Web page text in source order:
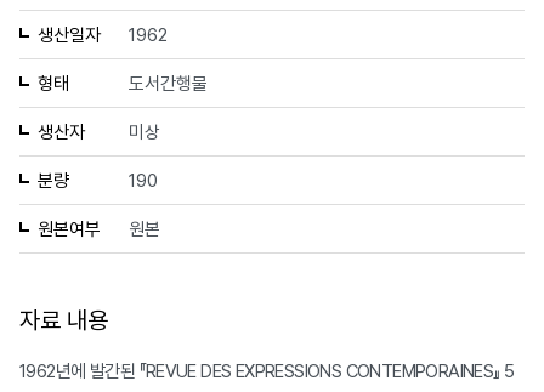
생산일자 1962
형태 도서간행물
생산자 미상
분량 190
원본여부 원본
자료 내용
1962년에 발간된 『REVUE DES EXPRESSIONS CONTEMPORAINES』 5